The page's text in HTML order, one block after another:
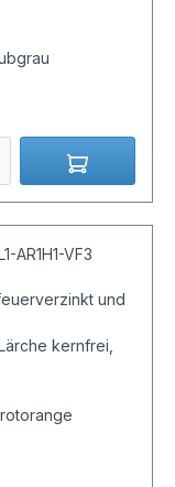
AR1H1-VF3
und
kernfrei,